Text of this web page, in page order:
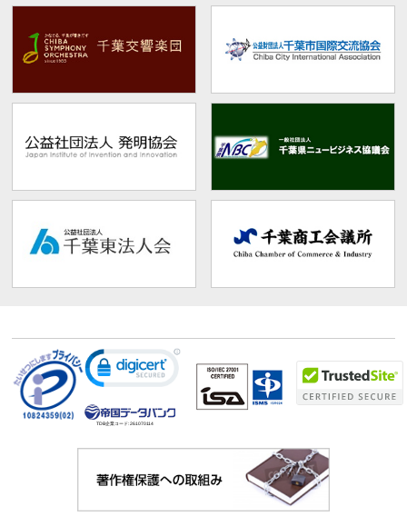
TDB企業コード:261070114